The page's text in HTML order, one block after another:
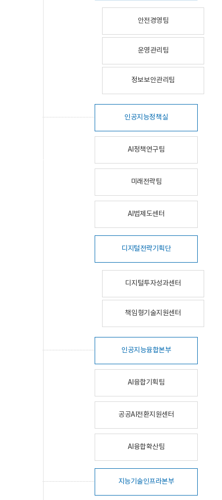
안전경영팀
운영관리팀
정보보안관리팀
인공지능정책실
AI정책연구팀
미래전략팀
AI법제도센터
디지털전략기획단
디지털투자성과센터
책임형기술지원센터
인공지능융합본부
AI융합기획팀
공공AI전환지원센터
AI융합확산팀
지능기술인프라본부